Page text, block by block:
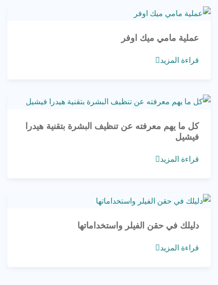
عملية مامي ميك اوفر
قراءة المزيد
كل ما يهم معرفته عن تنظيف البشرة بتقنية هيدرا
فيشيل
قراءة المزيد
دليلك في حقن الفيلر واستخداماتها
قراءة المزيد